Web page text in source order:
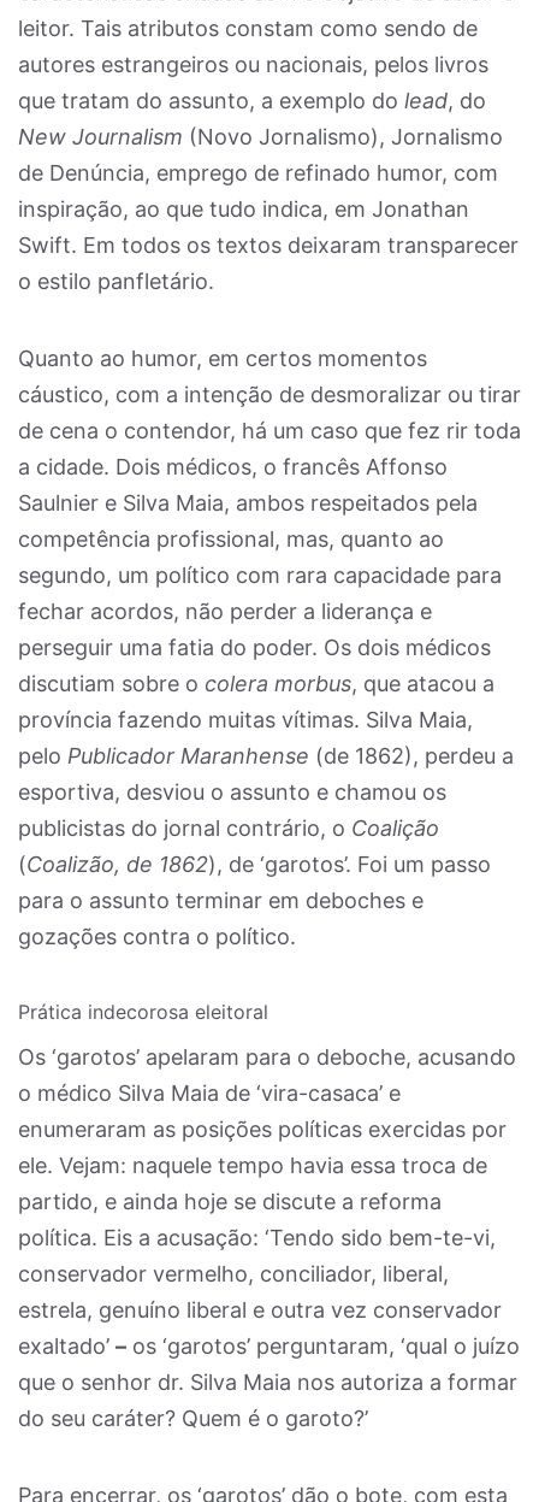
leitor. Tais atributos constam como sendo de
autores estrangeiros ou nacionais, pelos livros
que tratam do assunto, a exemplo do lead, do
New Journalism (Novo Jornalismo), Jornalismo
de Denúncia, emprego de refinado humor, com
inspiração, ao que tudo indica, em Jonathan
Swift. Em todos os textos deixaram transparecer
o estilo panfletário.
Quanto ao humor, em certos momentos
cáustico, com a intenção de desmoralizar ou tirar
de cena o contendor, há um caso que fez rir toda
a cidade. Dois médicos, o francês Affonso
Saulnier e Silva Maia, ambos respeitados pela
competência profissional, mas, quanto ao
segundo, um político com rara capacidade para
fechar acordos, não perder a liderança e
perseguir uma fatia do poder. Os dois médicos
discutiam sobre o colera morbus, que atacou a
província fazendo muitas vítimas. Silva Maia,
pelo Publicador Maranhense (de 1862), perdeu a
esportiva, desviou o assunto e chamou os
publicistas do jornal contrário, o Coalição
(Coalizão, de 1862), de ‘garotos’. Foi um passo
para o assunto terminar em deboches e
gozações contra o político.
Prática indecorosa eleitoral
Os ‘garotos’ apelaram para o deboche, acusando
o médico Silva Maia de ‘vira-casaca’ e
enumeraram as posições políticas exercidas por
ele. Vejam: naquele tempo havia essa troca de
partido, e ainda hoje se discute a reforma
política. Eis a acusação: ‘Tendo sido bem-te-vi,
conservador vermelho, conciliador, liberal,
estrela, genuíno liberal e outra vez conservador
exaltado’ – os ‘garotos’ perguntaram, ‘qual o juízo
que o senhor dr. Silva Maia nos autoriza a formar
do seu caráter? Quem é o garoto?’
Para encerrar, os ‘garotos’ dão o bote, com esta